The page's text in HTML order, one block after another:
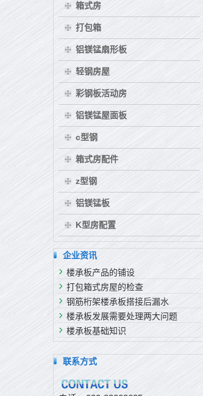
箱式房
打包箱
铝镁锰扇形板
轻钢房屋
彩钢板活动房
铝镁锰屋面板
c型钢
箱式房配件
z型钢
铝镁锰板
K型房配置
企业资讯
楼承板产品的铺设
打包箱式房屋的检查
钢筋桁架楼承板搭接后漏水
楼承板发展需要处理两大问题
楼承板基础知识
联系方式